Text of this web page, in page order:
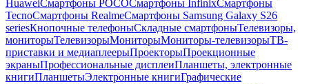
HuaweiСмартфоны POCOСмартфоны InfinixСмартфоны
TecnoСмартфоны RealmeСмартфоны Samsung Galaxy S26
seriesКнопочные телефоныСкладные смартфоныТелевизоры,
мониторыТелевизорыМониторыМониторы-телевизорыТВ-
приставки и медиаплеерыПроекторыПроекционные
экраныПрофессиональные дисплеиПланшеты, электронные
книгиПланшетыЭлектронные книгиГрафические